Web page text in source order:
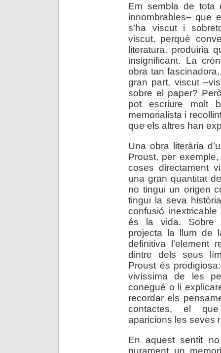
Em sembla de tota
innombrables– que
s’ha viscut i
viscut, perquè
literatura, produiria
insignificant. La
obra tan
gran part, viscut
sobre el paper?
pot escriure molt
memorialista i
que els altres han
Una obra literària
Proust, per
coses directament
una gran quantitat
no tingui un origen
tingui la seva
confusió
és la vida. Sobre
projecta la llum de
definitiva l’element
dintre dels seus
Proust és
vivíssima de les
conegué o li
recordar els
contactes, el
aparicions les seves
En aquest sentit
purament un